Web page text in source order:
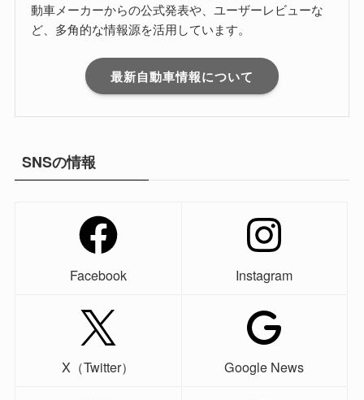
動車メーカーからの公式発表や、ユーザーレビューな
ど、多角的な情報源を活用しています。
最新自動車情報について
SNSの情報
Facebook Instagram
X（Twitter） Google News